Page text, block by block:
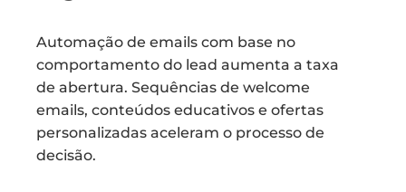
Automação de emails com base no
comportamento do lead aumenta a taxa
de abertura. Sequências de welcome
emails, conteúdos educativos e ofertas
personalizadas aceleram o processo de
decisão.